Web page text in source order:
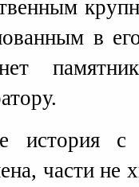
в
история с
части не